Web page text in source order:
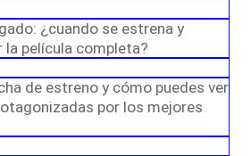
¿cuando se estrena y
la película completa?
de estreno y cómo puedes ver
por los mejores